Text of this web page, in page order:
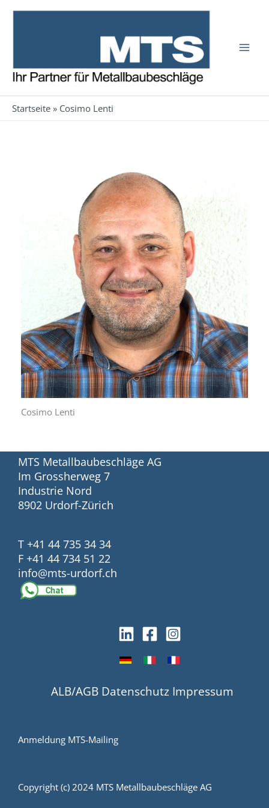
Startseite » Cosimo Lenti
Cosimo Lenti
MTS Metallbaubeschläge AG
Im Grossherweg 7
Industrie Nord
8902 Urdorf-Zürich
T +41 44 735 34 34
F +41 44 734 51 22
info@mts-urdorf.ch
ALB/AGB Datenschutz Impressum
Anmeldung MTS-Mailing
Copyright (c) 2024 MTS Metallbaubeschläge AG